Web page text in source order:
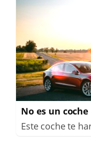
No es un
Este coche te